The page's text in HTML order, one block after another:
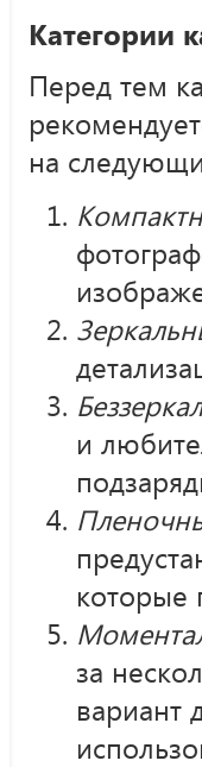
Категории
Перед тем
на
и
которые
за
вариант